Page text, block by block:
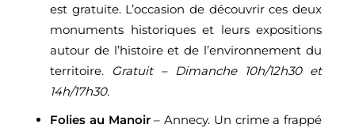
est gratuite. L’occasion de découvrir ces deux
monuments historiques et leurs expositions
autour de l’histoire et de l’environnement du
territoire.
Gratuit – Dimanche 10h/12h30 et
14h/17h30.
Folies au Manoir– Annecy. Un crime a frappé